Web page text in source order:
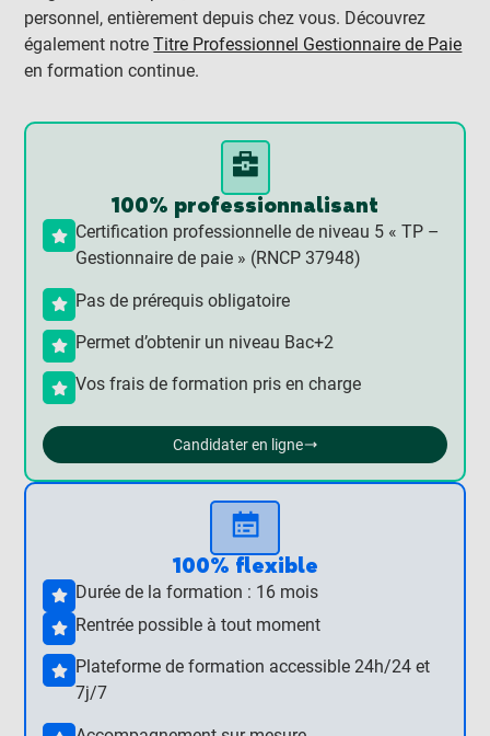
personnel, entièrement depuis chez vous. Découvrez
également notreTitre Professionnel Gestionnaire de Paie
en formation continue.
100% professionnalisant
Certification professionnelle de niveau 5 « TP –
Gestionnaire de paie » (RNCP 37948)
Pas de prérequis obligatoire
Permet d’obtenir un niveau Bac+2
Vos frais de formation pris en charge
Candidater en ligne
100% flexible
Durée de la formation : 16 mois
Rentrée possible à tout moment
Plateforme de formation accessible 24h/24 et
7j/7